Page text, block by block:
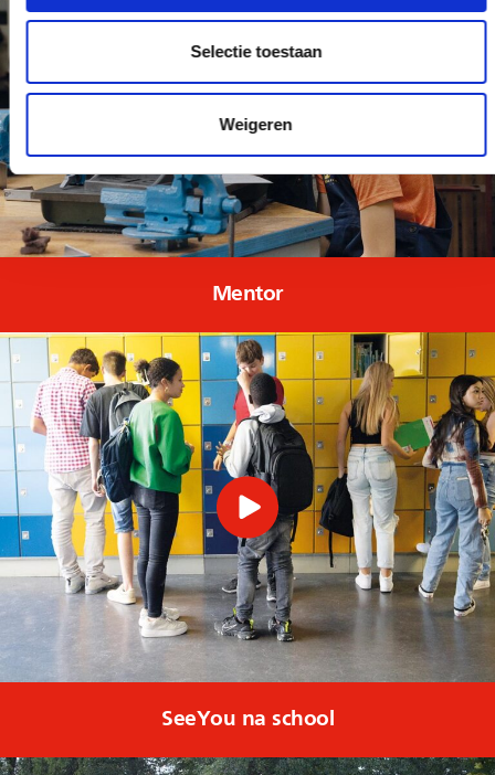
Selectie toestaan
Weigeren
Mentor
SeeYou na school